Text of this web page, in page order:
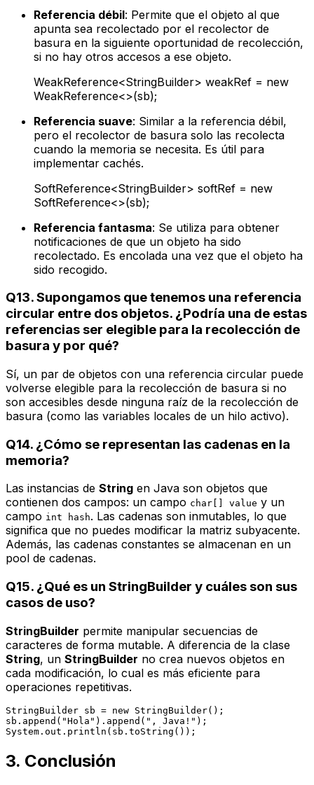
Referencia débil: Permite que el objeto al que
apunta sea recolectado por el recolector de
basura en la siguiente oportunidad de recolección,
si no hay otros accesos a ese objeto.
WeakReference<StringBuilder> weakRef = new
WeakReference<>(sb);
Referencia suave: Similar a la referencia débil,
pero el recolector de basura solo las recolecta
cuando la memoria se necesita. Es útil para
implementar cachés.
SoftReference<StringBuilder> softRef = new
SoftReference<>(sb);
Referencia fantasma: Se utiliza para obtener
notificaciones de que un objeto ha sido
recolectado. Es encolada una vez que el objeto ha
sido recogido.
Q13. Supongamos que tenemos una referencia
circular entre dos objetos. ¿Podría una de estas
referencias ser elegible para la recolección de
basura y por qué?
Sí, un par de objetos con una referencia circular puede
volverse elegible para la recolección de basura si no
son accesibles desde ninguna raíz de la recolección de
basura (como las variables locales de un hilo activo).
Q14. ¿Cómo se representan las cadenas en la
memoria?
Las instancias de String en Java son objetos que
contienen dos campos: un campo char[] value y un
campo int hash. Las cadenas son inmutables, lo que
significa que no puedes modificar la matriz subyacente.
Además, las cadenas constantes se almacenan en un
pool de cadenas.
Q15. ¿Qué es un StringBuilder y cuáles son sus
casos de uso?
StringBuilder permite manipular secuencias de
caracteres de forma mutable. A diferencia de la clase
String, un StringBuilder no crea nuevos objetos en
cada modificación, lo cual es más eficiente para
operaciones repetitivas.
StringBuilder sb = new StringBuilder();
sb.append("Hola").append(", Java!");
3. Conclusión